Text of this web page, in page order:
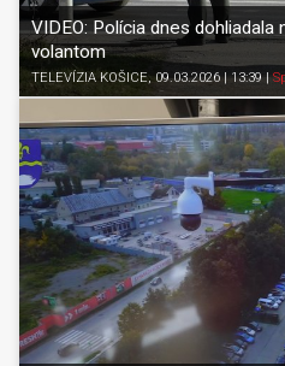
VIDEO: Polícia dnes dohliadala
volantom
TELEVÍZIA KOŠICE, 09.03.2026 | 13:39|